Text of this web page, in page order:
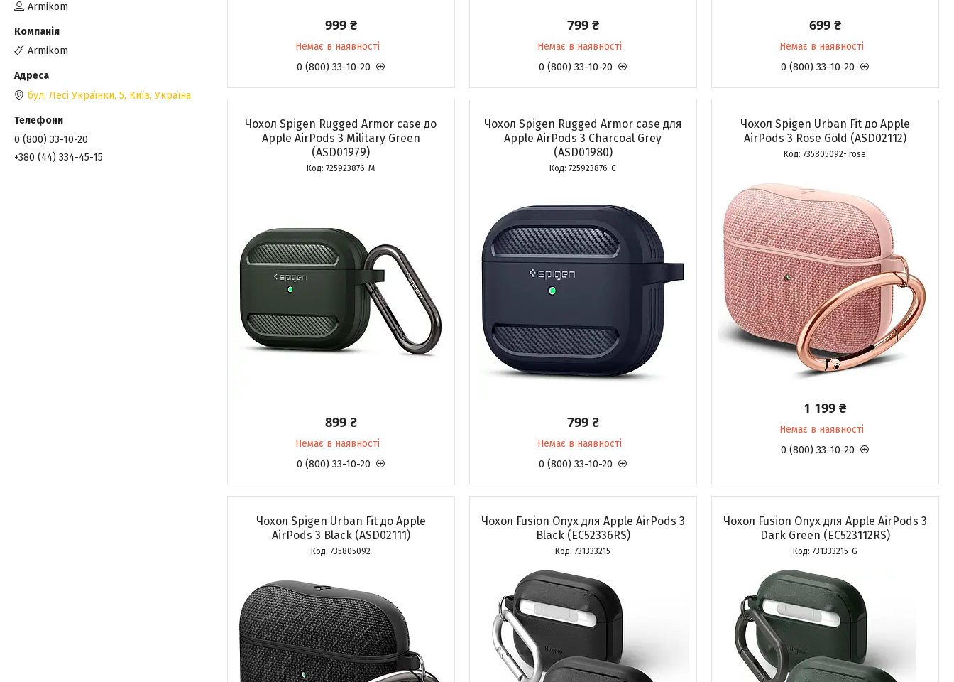
999 ₴
Немає в наявності
0 (800) 33-10-20
799 ₴
Немає в наявності
0 (800) 33-10-20
699 ₴
Немає в наявності
0 (800) 33-10-20
Чохол Spigen Rugged Armor case до
Apple AirPods 3 Military Green
(ASD01979)
725923876-М
899 ₴
Немає в наявності
0 (800) 33-10-20
Чохол Spigen Rugged Armor case для
Apple AirPods 3 Charcoal Grey
(ASD01980)
725923876-С
799 ₴
Немає в наявності
0 (800) 33-10-20
Чохол Spigen Urban Fit до Apple
AirPods 3 Rose Gold (ASD02112)
735805092- rose
1 199 ₴
Немає в наявності
0 (800) 33-10-20
Чохол Spigen Urban Fit до Apple
AirPods 3 Black (ASD02111)
735805092
Чохол Fusion Onyx для Apple AirPods 3
Black (EC52336RS)
731333215
Чохол Fusion Onyx для Apple AirPods 3
Dark Green (EC523112RS)
731333215-G
Armikom
Armikom
бул. Лесі Українки, 5, Київ, Україна
0 (800) 33-10-20
+380 (44) 334-45-15